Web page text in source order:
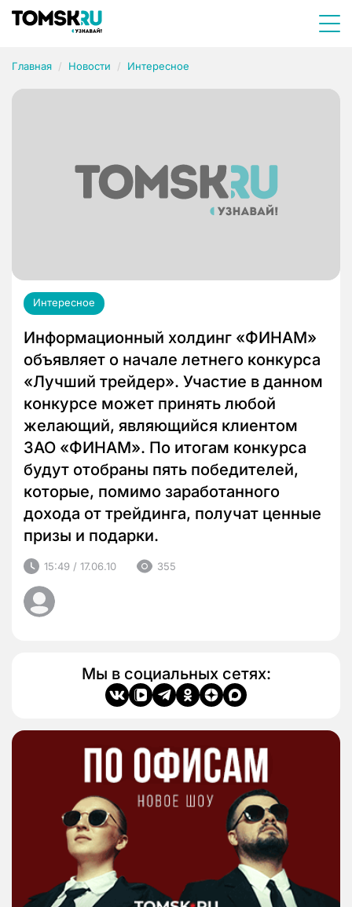
Главная Новости Интересное
Интересное
Информационный холдинг «ФИНАМ»
объявляет о начале летнего конкурса
«Лучший трейдер». Участие в данном
конкурсе может принять любой
желающий, являющийся клиентом
ЗАО «ФИНАМ». По итогам конкурса
будут отобраны пять победителей,
которые, помимо заработанного
дохода от трейдинга, получат ценные
призы и подарки.
15:49 / 17.06.10 355
Мы в социальных сетях: